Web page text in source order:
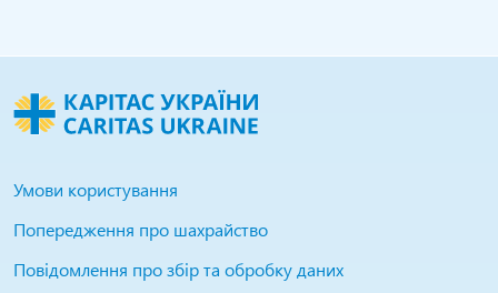
Умови користування
Попередження про шахрайство
Повідомлення про збір та обробку даних